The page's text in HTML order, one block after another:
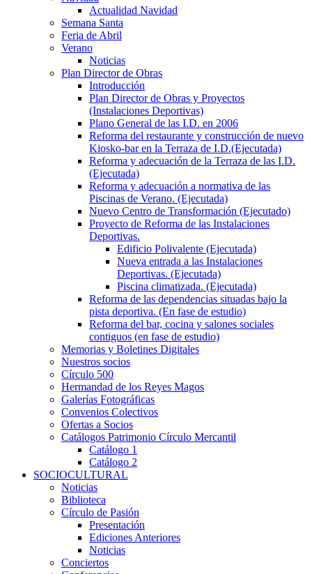
Actualidad Navidad
Semana Santa
Feria de Abril
Verano
Noticias
Plan Director de Obras
Introducción
Plan Director de Obras y Proyectos
(Instalaciones Deportivas)
Plano General de las I.D. en 2006
Reforma del restaurante y construcción de nuevo
Kiosko-bar en la Terraza de I.D.(Ejecutada)
Reforma y adecuación de la Terraza de las I.D.
(Ejecutada)
Reforma y adecuación a normativa de las
Piscinas de Verano. (Ejecutada)
Nuevo Centro de Transformación (Ejecutado)
Proyecto de Reforma de las Instalaciones
Deportivas.
Edificio Polivalente (Ejecutada)
Nueva entrada a las Instalaciones
Deportivas. (Ejecutada)
Piscina climatizada. (Ejecutada)
Reforma de las dependencias situadas bajo la
pista deportiva. (En fase de estudio)
Reforma del bar, cocina y salones sociales
contiguos (en fase de estudio)
Memorias y Boletines Digitales
Nuestros socios
Círculo 500
Hermandad de los Reyes Magos
Galerías Fotográficas
Convenios Colectivos
Ofertas a Socios
Catálogos Patrimonio Círculo Mercantil
Catálogo 1
Catálogo 2
SOCIOCULTURAL
Noticias
Biblioteca
Círculo de Pasión
Presentación
Ediciones Anteriores
Noticias
Conciertos